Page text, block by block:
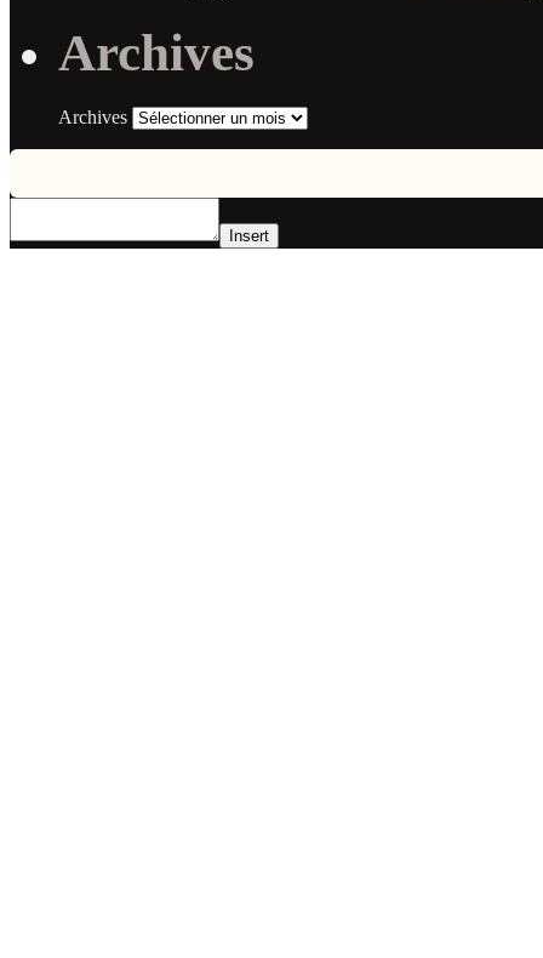
Archives
Archives
Insert